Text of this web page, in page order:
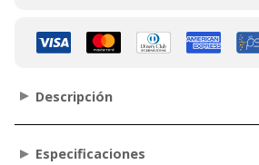
Descripción
Especificaciones